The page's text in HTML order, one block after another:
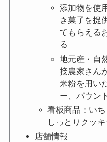
添加物を使
き菓子を提
てもらえる
る
地元産・自
接農家さん
米粉を用い
ー、パウン
看板商品：い
しっとりクッキ
店舗情報